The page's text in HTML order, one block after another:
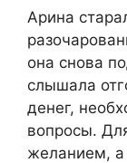
Арина
она снова
слышала
денег,
вопросы.
желанием, а